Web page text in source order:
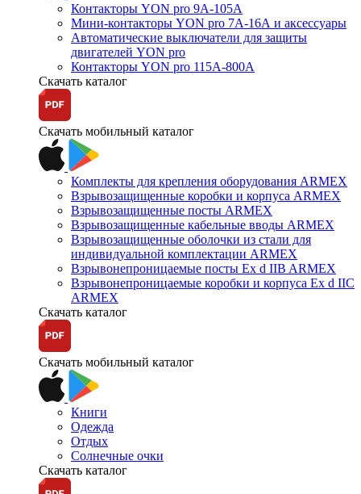
Контакторы YON pro 9А-105А
Мини-контакторы YON pro 7А-16А и аксессуары
Автоматические выключатели для защиты
двигателей YON pro
Контакторы YON pro 115А-800А
Скачать каталог
Скачать мобильный каталог
Комплекты для крепления оборудования ARMEX
Взрывозащищенные коробки и корпуса ARMEX
Взрывозащищенные посты ARMEX
Взрывозащищенные кабельные вводы ARMEX
Взрывозащищенные оболочки из стали для
индивидуальной комплектации ARMEX
Взрывонепроницаемые посты Ex d IIB ARMEX
Взрывонепроницаемые коробки и корпуса Ex d IIС
ARMEX
Скачать каталог
Скачать мобильный каталог
Книги
Одежда
Отдых
Солнечные очки
Скачать каталог